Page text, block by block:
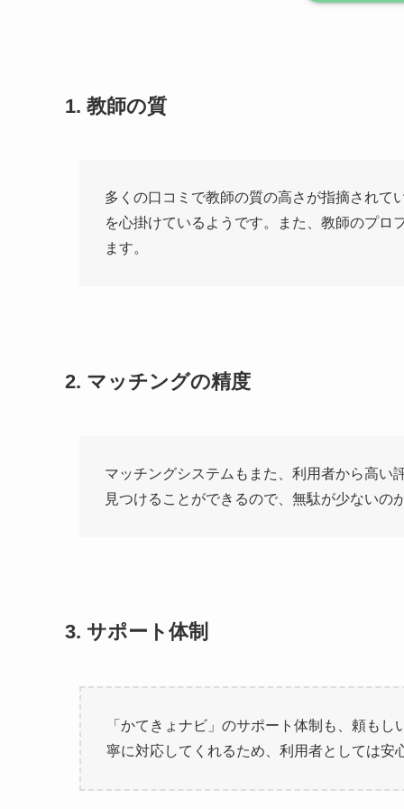
1. 教師の質
多くの口コミで教師の質の高さが指摘されて
を心掛けているようです。また、教師のプロ
ます。
2. マッチングの精度
マッチングシステムもまた、利用者から高い
見つけることができるので、無駄が少ないの
3. サポート体制
「かてきょナビ」のサポート体制も、頼も
寧に対応してくれるため、利用者としては安